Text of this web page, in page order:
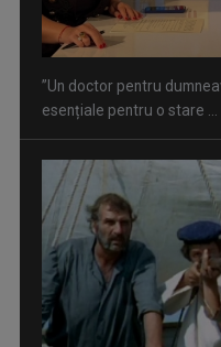
”Un doctor pentru
esențiale pentru o stare ...